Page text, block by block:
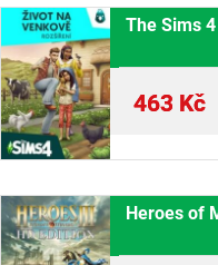
The Sims
463 Kč
Heroes of